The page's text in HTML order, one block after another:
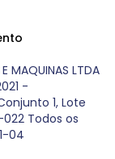
MAQUINAS LTDA
-
1, Lote
Todos os
04